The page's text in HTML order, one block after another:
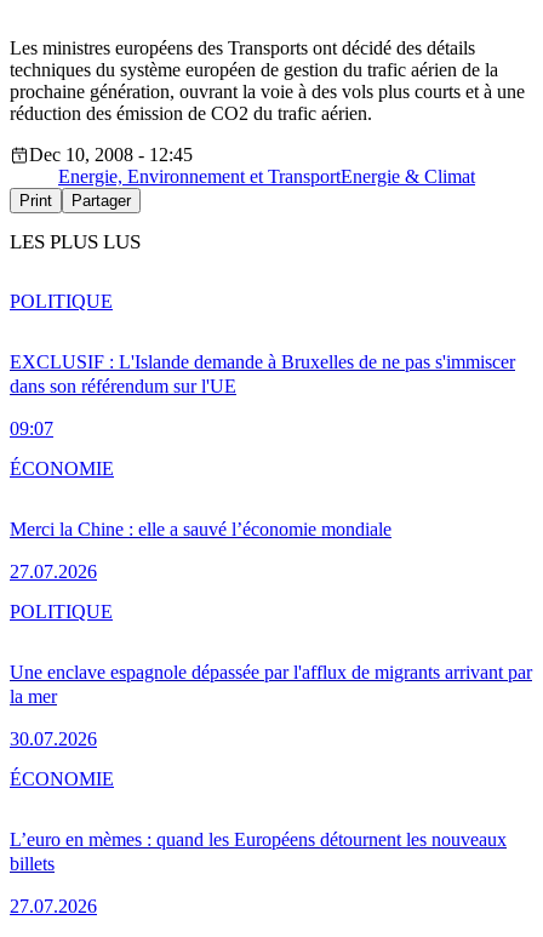
Les ministres européens des Transports ont décidé des détails
techniques du système européen de gestion du trafic aérien de la
prochaine génération, ouvrant la voie à des vols plus courts et à une
réduction des émission de CO2 du trafic aérien.
Dec 10, 2008 - 12:45
Energie, Environnement et TransportEnergie & Climat
Print Partager
LES PLUS LUS
EXCLUSIF : L'Islande demande à Bruxelles de ne pas s'immiscer
dans son référendum sur l'UE
09:07
POLITIQUE
Merci la Chine : elle a sauvé l’économie mondiale
27.07.2026
ÉCONOMIE
Une enclave espagnole dépassée par l'afflux de migrants arrivant par
la mer
30.07.2026
POLITIQUE
L’euro en mèmes : quand les Européens détournent les nouveaux
billets
27.07.2026
ÉCONOMIE